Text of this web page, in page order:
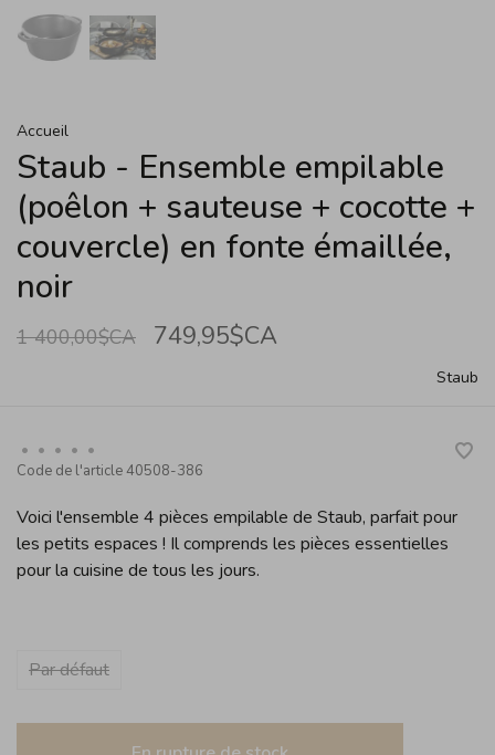
Accueil
Staub - Ensemble empilable
(poêlon + sauteuse + cocotte +
couvercle) en fonte émaillée,
noir
1 400,00$CA 749,95$CA
Staub
• • • • •
Code de l'article40508-386
Voici l'ensemble 4 pièces empilable de Staub, parfait pour
les petits espaces ! Il comprends les pièces essentielles
pour la cuisine de tous les jours.
Par défaut